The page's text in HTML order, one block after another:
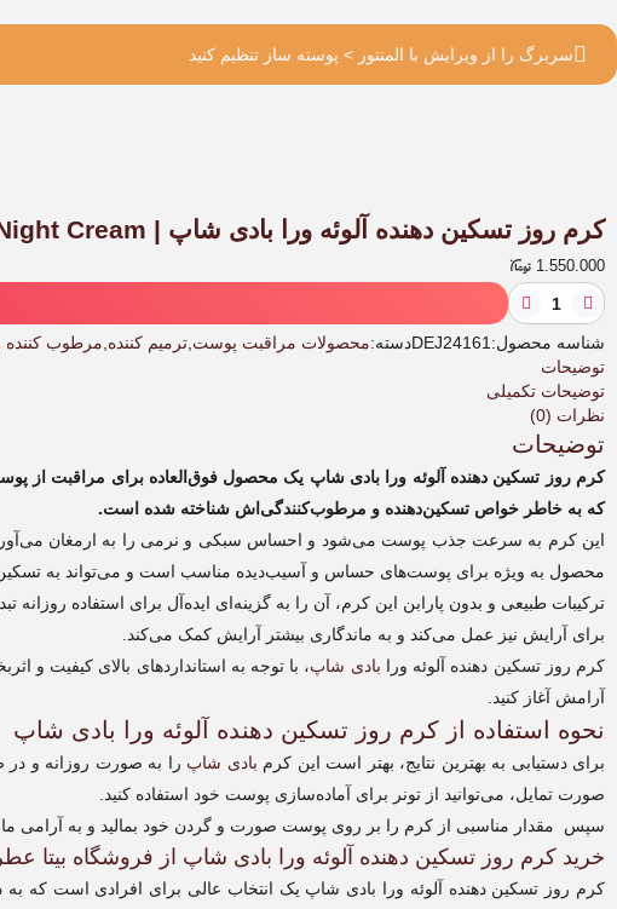
سربرگ را از ویرایش با المنتور > پوسته ساز تنظیم کنید
کرم روز تسکین دهنده آلوئه ورا بادی شاپ | The Body Shop Vitamin E Night Cream
1.550.000
کرم
روز
تسکین
دهنده
آلوئه
ورا
بادی
شاپ
|
The
Body
Vitamin
E
Night
Cream
عدد
شناسه محصول: DEJ24161دسته:محصولات مراقبت پوست ترمیم کننده مرطوب کننده
توضیحات
توضیحات تکمیلی
نظرات (0)
توضیحات
کرم روز تسکین دهنده آلوئه ورا بادی شاپ یک محصول فوق‌العاده برای مراقبت از
که به خاطر خواص تسکین‌دهنده و مرطوب‌کنندگی‌اش شناخته شده است.
این کرم به سرعت جذب پوست می‌شود و احساس سبکی و نرمی را به ارمغان می‌آورد.
محصول به ویژه برای پوست‌های حساس و آسیب‌دیده مناسب است و می‌تواند به
ترکیبات طبیعی و بدون پارابن این کرم، آن را به گزینه‌ای ایده‌آل برای استفاده
برای آرایش نیز عمل می‌کند و به ماندگاری بیشتر آرایش کمک می‌کند.
کرم روز تسکین دهنده آلوئه ورا بادی شاپ، با توجه به استانداردهای بالای کیفیت
آرامش آغاز کنید.
نحوه استفاده از کرم روز تسکین دهنده آلوئه ورا بادی شاپ
برای دستیابی به بهترین نتایج، بهتر است این کرم بادی شاپ را به صورت روزانه و در
صورت تمایل، می‌توانید از تونر برای آماده‌سازی پوست خود استفاده کنید.
سپس مقدار مناسبی از کرم را بر روی پوست صورت و گردن خود بمالید و به آرامی
خرید کرم روز تسکین دهنده آلوئه ورا بادی شاپ از فروشگاه بیتا عطر
کرم روز تسکین دهنده آلوئه ورا بادی شاپ یک انتخاب عالی برای افرادی است که